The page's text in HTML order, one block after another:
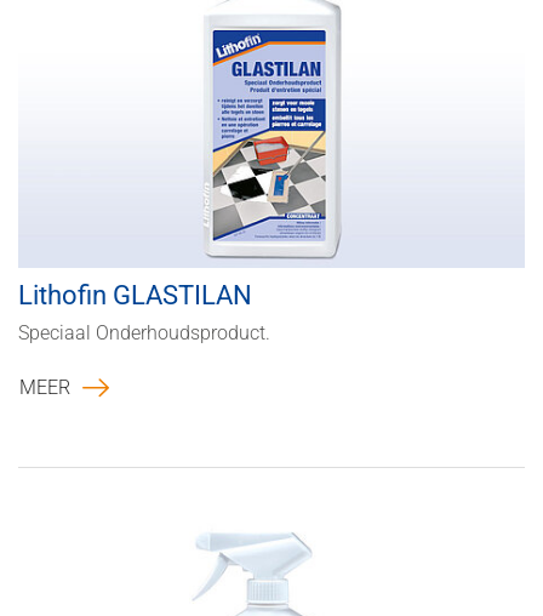
Lithofin GLASTILAN
Speciaal Onderhoudsproduct.
MEER